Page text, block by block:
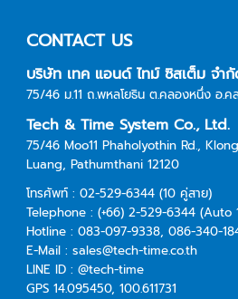
CONTACT US
บริษัท เทค แอนด์ ไทม์ ซิสเต็ม จำ
75/46 ม.11 ถ.พหลโยธิน ต.คลองหนึ่ง อ.
Tech & Time System Co., Ltd.
75/46 Moo11 Phaholyothin Rd.,
Luang, Pathumthani 12120
โทรศัพท์ : 02-529-6344 (10 คู่สาย)
Telephone : (+66) 2-529-6344 (Auto
Hotline : 083-097-9338, 086-340-
E-Mail : sales@tech-time.co.th
LINE ID : @tech-time
GPS 14.095450, 100.611731